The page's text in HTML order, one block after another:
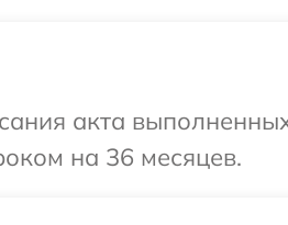
акта
на 36 месяцев.